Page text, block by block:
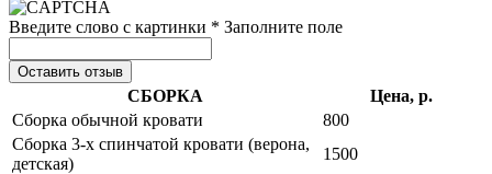
Введите слово с картинки * Заполните поле
Оставить отзыв
СБОРКА
Цена, р.
Сборка обычной кровати
800
Сборка 3-х спинчатой кровати (верона,
детская)
1500